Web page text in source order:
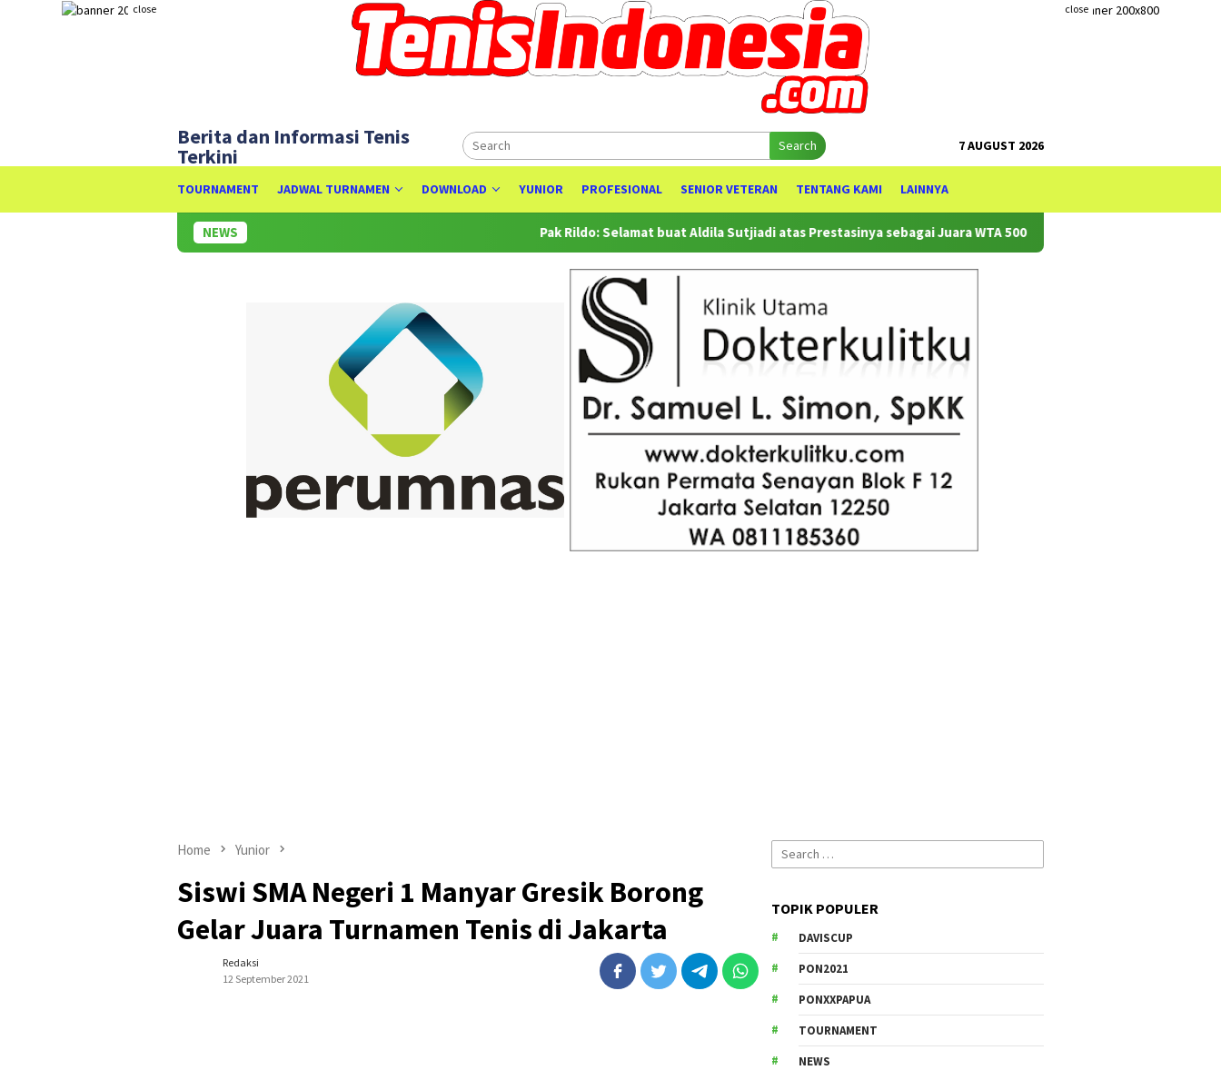
close close
Berita dan Informasi Tenis
Terkini Search 7 AUGUST 2026
TOURNAMENT JADWAL TURNAMEN DOWNLOAD YUNIOR PROFESIONAL SENIOR VETERAN TENTANG KAMI LAINNYA
NEWS Pak Rildo: Selamat buat Aldila Sutjiadi atas Prestasinya sebagai Juara WTA 500 Mubadala Citi DC Open 2026
Home Yunior
Siswi SMA Negeri 1 Manyar Gresik Borong
Gelar Juara Turnamen Tenis di Jakarta
Redaksi
12 September 2021
Search
for:
TOPIK POPULER
DAVISCUP
PON2021
PONXXPAPUA
TOURNAMENT
NEWS